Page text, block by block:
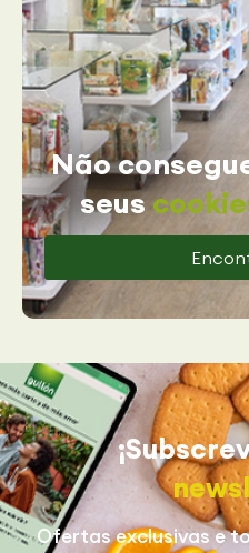
Não
seus
Ofertas exclusivas e